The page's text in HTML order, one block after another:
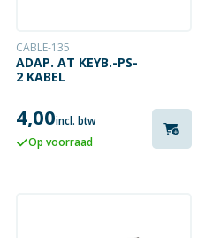
CABLE-135
ADAP. AT KEYB.-PS-
2 KABEL
4,00incl. btw
Op voorraad